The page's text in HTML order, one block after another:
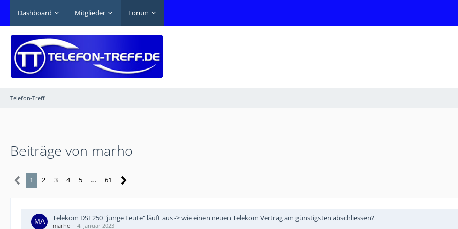
Dashboard Mitglieder Forum
Telefon-Treff
Beiträge von marho
1 2 3 4 5 … 61
Telekom DSL250 "junge Leute" läuft aus -> wie einen neuen Telekom Vertrag am günstigsten abschliessen?
marho 4. Januar 2023